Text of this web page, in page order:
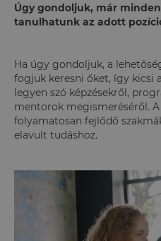
Úgy gondoljuk, már
tanulhatunk az adott
Ha úgy gondoljuk, a
fogjuk keresni őket, így kicsi
legyen szó képzésekről,
mentorok megismeréséről.
folyamatosan fejlődő
elavult tudáshoz.